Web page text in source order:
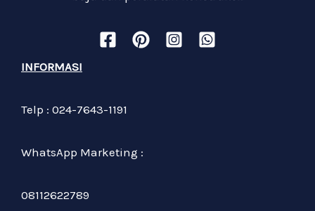
INFORMASI
Telp : 024-7643-1191
WhatsApp Marketing :
08112622789